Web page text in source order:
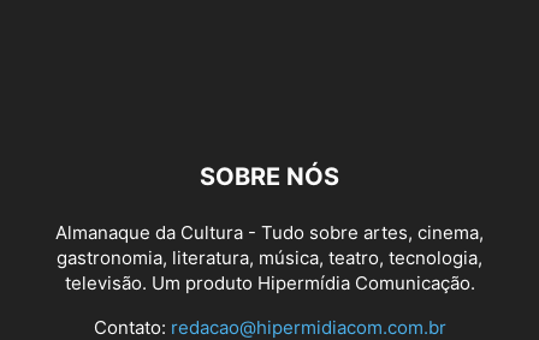
SOBRE NÓS
Almanaque da Cultura - Tudo sobre artes, cinema,
gastronomia, literatura, música, teatro, tecnologia,
televisão. Um produto Hipermídia Comunicação.
Contato: redacao@hipermidiacom.com.br